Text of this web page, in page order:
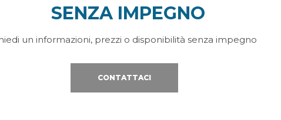
SENZA IMPEGNO
un informazioni, prezzi o disponibilità senza impegno
CONTATTACI